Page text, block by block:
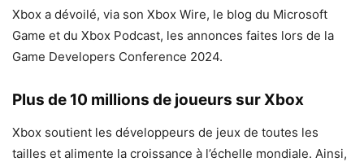
Xbox a dévoilé, via son Xbox Wire, le blog du Microsoft
Game et du Xbox Podcast, les annonces faites lors de la
Game Developers Conference 2024.
Plus de 10 millions de joueurs sur Xbox
Xbox soutient les développeurs de jeux de toutes les
tailles et alimente la croissance à l’échelle mondiale. Ainsi,